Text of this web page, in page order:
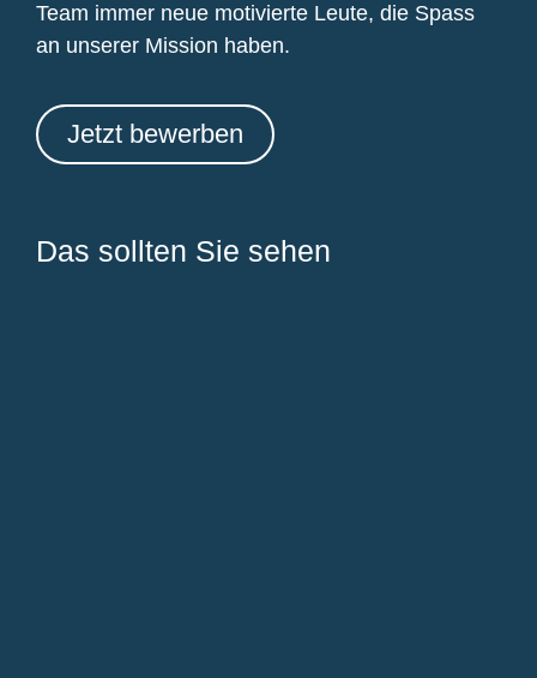
Team immer neue motivierte Leute, die Spass
an unserer Mission haben.
Jetzt bewerben
Das sollten Sie sehen